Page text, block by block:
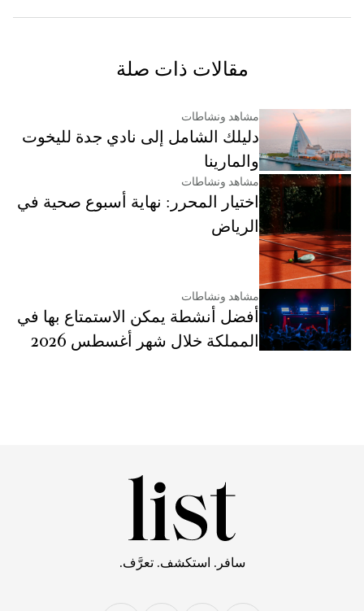
مقالات ذات صلة
مشاهد ونشاطات
دليلك الشامل إلى نادي جدة لليخوت
والمارينا
مشاهد ونشاطات
اختيار المحرر: نهاية أسبوع صحية في
الرياض
مشاهد ونشاطات
أفضل أنشطة يمكن الاستمتاع بها في
المملكة خلال شهر أغسطس 2026
سافر. استكشف. تعرَّف.